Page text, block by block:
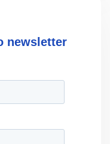
newsletter